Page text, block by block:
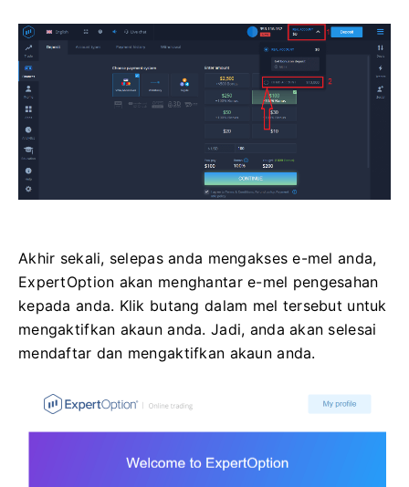
Akhir sekali, selepas anda mengakses e-mel anda,
ExpertOption akan menghantar e-mel pengesahan
kepada anda. Klik butang dalam mel tersebut untuk
mengaktifkan akaun anda. Jadi, anda akan selesai
mendaftar dan mengaktifkan akaun anda.